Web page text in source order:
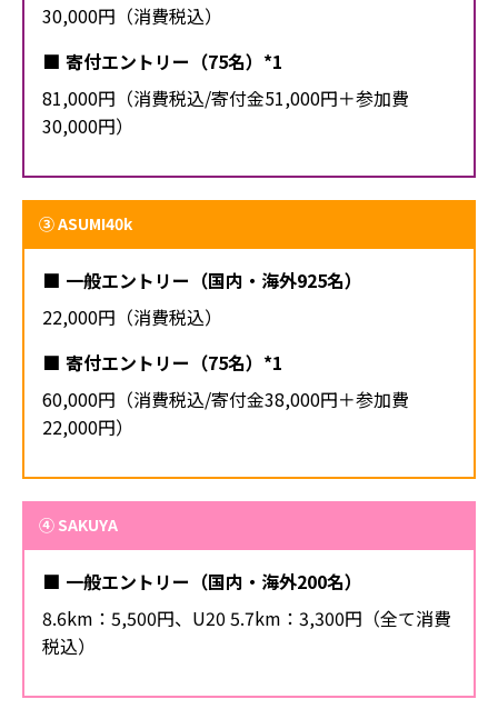
30,000円（消費税込）
寄付エントリー（75名）*1
81,000円（消費税込/寄付金51,000円＋参加費
30,000円）
③ ASUMI40k
一般エントリー（国内・海外925名）
22,000円（消費税込）
寄付エントリー（75名）*1
60,000円（消費税込/寄付金38,000円＋参加費
22,000円）
④ SAKUYA
一般エントリー（国内・海外200名）
8.6km：5,500円、U20 5.7km：3,300円（全て消費
税込）